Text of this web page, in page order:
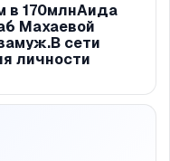
в 170млнАида
Махаевой
сети
личности